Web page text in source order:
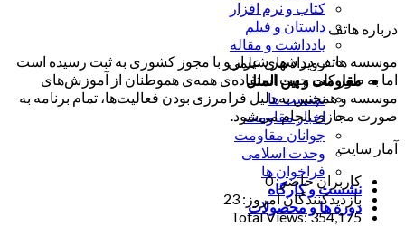
کتاب و نرم افزار
داستان و فیلم
یادداشت و مقاله
رویداد های علمی
مقاومت و بین الملل
نشست ها
اخبار مقاومت
جوانان مقاومت
وحدت اسلامی
فراخوان ها
نشست و کارگاه
دوره ها و محصولات
درباره هاتف
موسسه هاتف در شهر شیراز و با مجوز کشوری به ثبت رسیده است
اما به طور کلی جهت استفاده‌ی همه‌ی هموطنان از آموزش‌های
موسسه و همچنین به دلیل فرامرزی بودن فعالیت‌ها، تمام برنامه به
صورت مجازی انجام می‌شود.
آمار سایت
کاربران حاضر:0
بازدیدکنندگان امروز: 23
Total Views:354,175